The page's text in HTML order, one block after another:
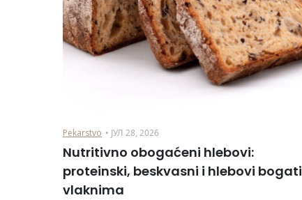
Pekarstvo • ЈУЛ 28, 2026
Nutritivno obogaćeni hlebovi:
proteinski, beskvasni i hlebovi bogati
vlaknima